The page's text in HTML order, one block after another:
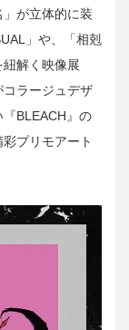
が立体的に装
」や、「相剋
解く映像展
ラージュデザ
BLEACH』の
プリモアート